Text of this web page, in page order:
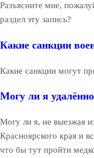
Разъясните мне,
раздел эту запись?
Какие санкции
Какие санкции могут
Могу ли я
Могу ли я, не выезжая
Красноярского края и
что бы тут пройти